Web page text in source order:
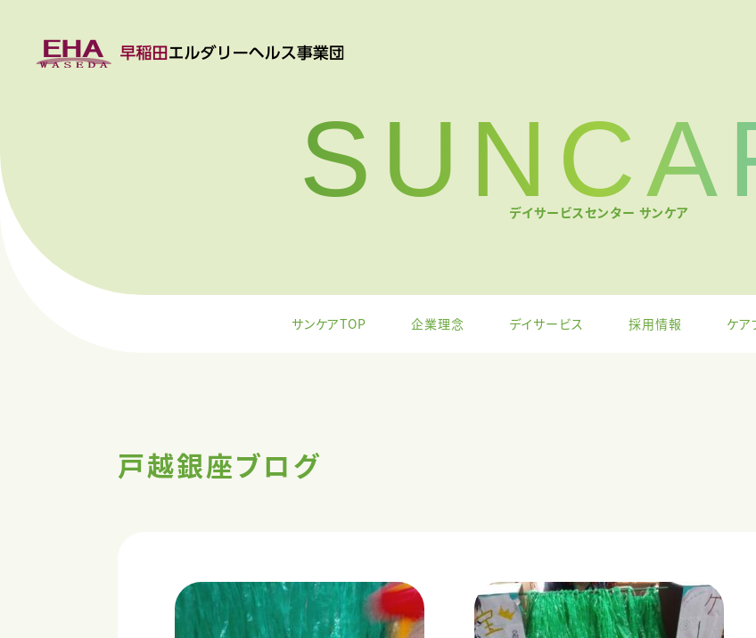
デイサービスセンター サンケア
サンケアTOP 企業理念 デイサービス 採用情報 ケア
戸越銀座ブログ